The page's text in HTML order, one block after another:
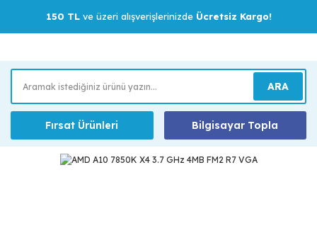
150 TLve üzeri alışverişlerinizde Ücretsiz Kargo!
ARA
Fırsat Ürünleri Bilgisayar Topla